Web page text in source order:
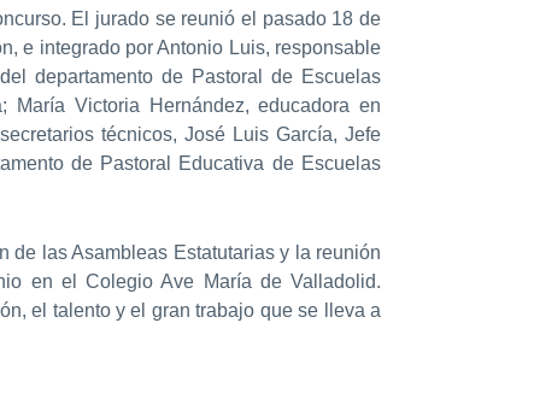
El jurado se reunió el pasado 18 de
e integrado por Antonio Luis, responsable
departamento de Pastoral de Escuelas
Victoria Hernández, educadora en
técnicos, José Luis García, Jefe
de Pastoral Educativa de Escuelas
de las Asambleas Estatutarias y la reunión
en el Colegio Ave María de Valladolid.
el talento y el gran trabajo que se lleva a